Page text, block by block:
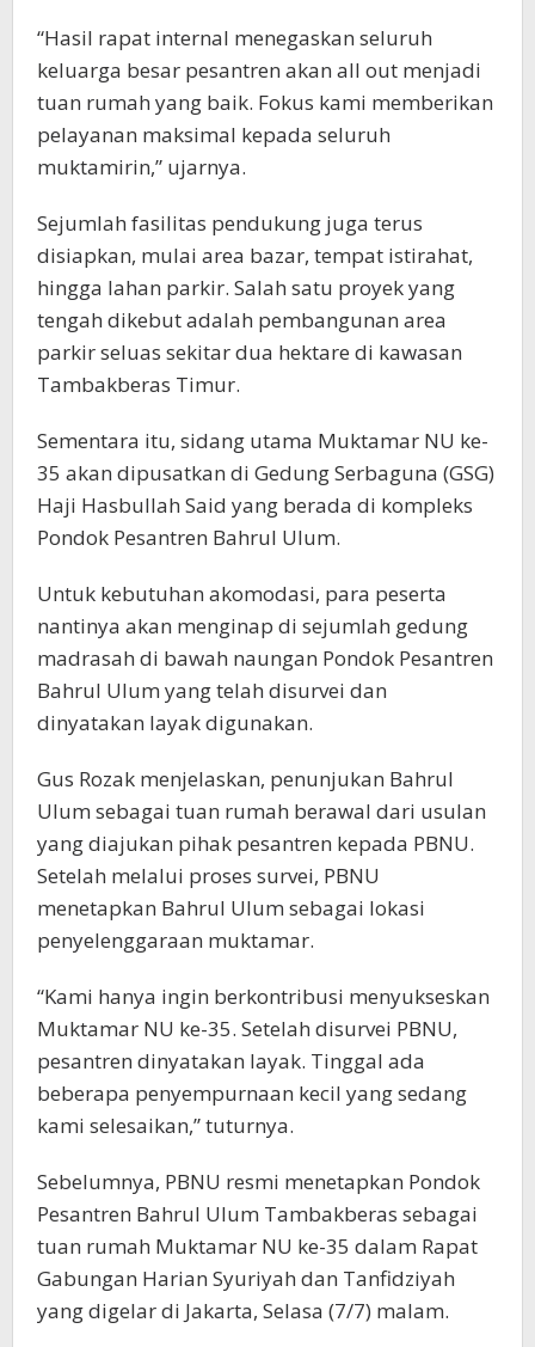
“Hasil rapat internal menegaskan seluruh
keluarga besar pesantren akan all out menjadi
tuan rumah yang baik. Fokus kami memberikan
pelayanan maksimal kepada seluruh
muktamirin,” ujarnya.
Sejumlah fasilitas pendukung juga terus
disiapkan, mulai area bazar, tempat istirahat,
hingga lahan parkir. Salah satu proyek yang
tengah dikebut adalah pembangunan area
parkir seluas sekitar dua hektare di kawasan
Tambakberas Timur.
Sementara itu, sidang utama Muktamar NU ke-
35 akan dipusatkan di Gedung Serbaguna (GSG)
Haji Hasbullah Said yang berada di kompleks
Pondok Pesantren Bahrul Ulum.
Untuk kebutuhan akomodasi, para peserta
nantinya akan menginap di sejumlah gedung
madrasah di bawah naungan Pondok Pesantren
Bahrul Ulum yang telah disurvei dan
dinyatakan layak digunakan.
Gus Rozak menjelaskan, penunjukan Bahrul
Ulum sebagai tuan rumah berawal dari usulan
yang diajukan pihak pesantren kepada PBNU.
Setelah melalui proses survei, PBNU
menetapkan Bahrul Ulum sebagai lokasi
penyelenggaraan muktamar.
“Kami hanya ingin berkontribusi menyukseskan
Muktamar NU ke-35. Setelah disurvei PBNU,
pesantren dinyatakan layak. Tinggal ada
beberapa penyempurnaan kecil yang sedang
kami selesaikan,” tuturnya.
Sebelumnya, PBNU resmi menetapkan Pondok
Pesantren Bahrul Ulum Tambakberas sebagai
tuan rumah Muktamar NU ke-35 dalam Rapat
Gabungan Harian Syuriyah dan Tanfidziyah
yang digelar di Jakarta, Selasa (7/7) malam.